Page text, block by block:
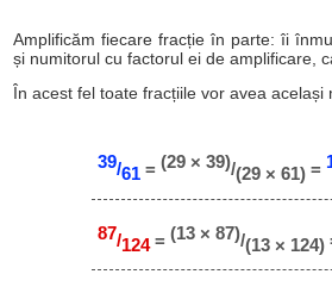
Amplificăm fiecare fracție în parte: îi
și numitorul cu factorul ei de amplificare,
În acest fel toate fracțiile vor avea același
39/61 = (29 × 39)/(29 × 61) =
87/124 = (13 × 87)/(13 × 124)